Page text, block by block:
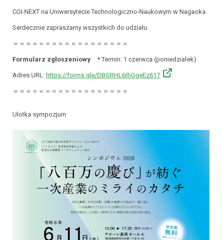
COI-NEXT na Uniwersytecie Technologiczno-Naukowym w Nagaoka.
Serdecznie zapraszamy wszystkich do udziału.
＝＝＝＝＝＝＝＝＝＝＝＝＝＝＝＝＝＝
Formularz zgłoszeniowy * Termin: 1 czerwca (poniedziałek)
Adres URL: https://forms.gle/DBGRHL6rhGgeEz617
＝＝＝＝＝＝＝＝＝＝＝＝＝＝＝＝＝＝
Ulotka sympozjum